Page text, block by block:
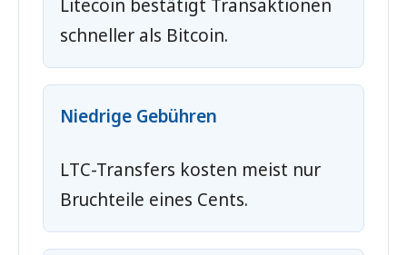
Litecoin bestätigt Transaktionen
schneller als Bitcoin.
Niedrige Gebühren
LTC-Transfers kosten meist nur
Bruchteile eines Cents.